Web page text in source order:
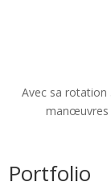
Avec sa rotation
manœuvres
Portfolio